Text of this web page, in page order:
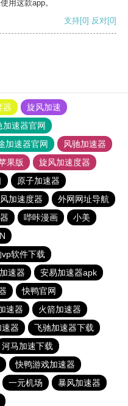
用这款app。
支持[0] 反对[0]
器
旋风加速
加速器官网
加速器官网
风驰加速器
果版
旋风加速度器
原子加速器
加速度器
外网网址导航
哔咔漫画
小美
软件下载
速器
安易加速器apk
快鸭官网
速器
火箭加速器
器
飞驰加速器下载
河马加速下载
快鸭游戏加速器
一元机场
暴风加速器